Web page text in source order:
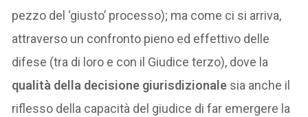
pezzo del ‘giusto’ processo); ma come ci si arriva,
attraverso un confronto pieno ed effettivo delle
difese (tra di loro e con il Giudice terzo), dove la
qualità della decisione giurisdizionale sia anche il
riflesso della capacità del giudice di far emergere la